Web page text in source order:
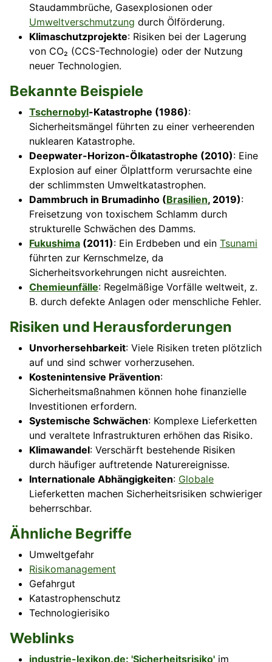
Staudammbrüche, Gasexplosionen oder
Umweltverschmutzung durch Ölförderung.
Klimaschutzprojekte: Risiken bei der Lagerung
von CO₂ (CCS-Technologie) oder der Nutzung
neuer Technologien.
Bekannte Beispiele
Tschernobyl-Katastrophe (1986):
Sicherheitsmängel führten zu einer verheerenden
nuklearen Katastrophe.
Deepwater-Horizon-Ölkatastrophe (2010): Eine
Explosion auf einer Ölplattform verursachte eine
der schlimmsten Umweltkatastrophen.
Dammbruch in Brumadinho (Brasilien, 2019):
Freisetzung von toxischem Schlamm durch
strukturelle Schwächen des Damms.
Fukushima (2011): Ein Erdbeben und ein Tsunami
führten zur Kernschmelze, da
Sicherheitsvorkehrungen nicht ausreichten.
Chemieunfälle: Regelmäßige Vorfälle weltweit, z.
B. durch defekte Anlagen oder menschliche Fehler.
Risiken und Herausforderungen
Unvorhersehbarkeit: Viele Risiken treten plötzlich
auf und sind schwer vorherzusehen.
Kostenintensive Prävention:
Sicherheitsmaßnahmen können hohe finanzielle
Investitionen erfordern.
Systemische Schwächen: Komplexe Lieferketten
und veraltete Infrastrukturen erhöhen das Risiko.
Klimawandel: Verschärft bestehende Risiken
durch häufiger auftretende Naturereignisse.
Internationale Abhängigkeiten: Globale
Lieferketten machen Sicherheitsrisiken schwieriger
beherrschbar.
Ähnliche Begriffe
Umweltgefahr
Risikomanagement
Gefahrgut
Katastrophenschutz
Technologierisiko
Weblinks
industrie-lexikon.de: 'Sicherheitsrisiko' im